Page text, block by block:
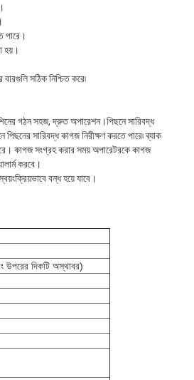
পারে।
হয়।
সঠিক নিশ্চিত করে৷
গঠন সহজ, দ্রুত অপারেশন।পিছনে সারিবদ্ধ
সারিবদ্ধ কাগজ নিরীক্ষণ করতে পারে৷ ব্যাক
কাগজ সংগ্রহ করার সময় অপারেটরকে কাগজ
করবে।
বন্ধ হয়ে যাবে।
উপরের দিকটি অস্থাবর)